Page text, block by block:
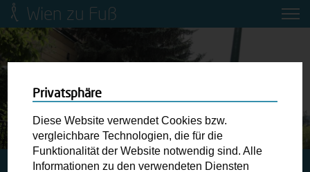
Wien zu Fuß
Mobilitätsbildung für Kinder und
Jugendliche
Ringstraße-Neugestaltung
Wiener Fußwegekarte
STARTSEITE
SPAZIERGANG KALENDER
Privatsphäre
Diese Website verwendet Cookies bzw.
vergleichbare Technologien, die für die
Funktionalität der Website notwendig sind. Alle
Informationen zu den verwendeten Diensten